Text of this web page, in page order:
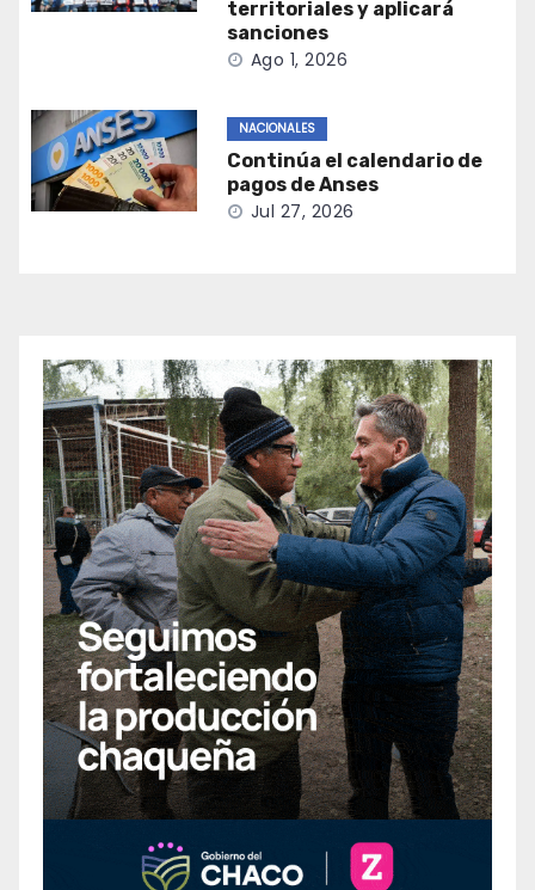
territoriales y aplicará
sanciones
Ago 1, 2026
NACIONALES
Continúa el calendario de
pagos de Anses
Jul 27, 2026